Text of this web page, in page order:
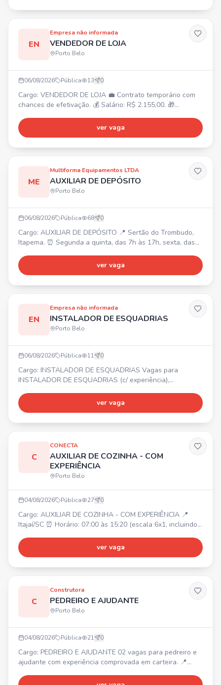
EN
Empresa não informada
VENDEDOR DE LOJA
Porto Belo
06/08/2026 Pública 13 0
Cargo: VENDEDOR DE LOJA 💼 Contrato temporário com
chances de efetivação. 💰 Salário: R$ 2.155,00. 🎁
ou 13:50 às 22:10h (escala 6x1). 📍 Local: Porto Belo (SC)
- BR 101, KM 159 SN, Alto Perequê.
ver vaga
ME
Multiforma Equipamentos LTDA
AUXILIAR DE DEPÓSITO
Porto Belo
06/08/2026 Pública 68 0
Cargo: AUXILIAR DE DEPÓSITO 📍 Sertão do Trombudo,
Itapema. ⏰ Segunda a quinta, das 7h às 17h, sexta, das
de alimentação. 🎁 Plano Odontológico. Requisitos: Vaga
masculina, sem experiência. Contratação CLT.
ver vaga
EN
Empresa não informada
INSTALADOR DE ESQUADRIAS
Porto Belo
06/08/2026 Pública 11 0
Cargo: INSTALADOR DE ESQUADRIAS Vagas para
INSTALADOR DE ESQUADRIAS (c/ experiência),
experiência), AUXILIAR DE INSTALADOR e SOLDADOR. 📍
PORTO BELO ⏰ Segunda a sexta-feira 💰 Salário, Vale
ver vaga
C
CONECTA
AUXILIAR DE COZINHA - COM
EXPERIÊNCIA
Porto Belo
04/08/2026 Pública 27 0
Cargo: AUXILIAR DE COZINHA - COM EXPERIÊNCIA 📍
Itajaí/SC ⏰ Horário: 07:00 às 15:20 (escala 6x1, incluindo
função; • Comprometimento com horários e tarefas; •
Perfil organizado, ágil e proativo; • Atenção aos detalhes
ver vaga
C
Construtora
PEDREIRO E AJUDANTE
Porto Belo
04/08/2026 Pública 21 0
Cargo: PEDREIRO E AJUDANTE 02 vagas para pedreiro e
ajudante com experiência comprovada em carteira. 📍
imediata com carteira assinada. Interessados, entrar em